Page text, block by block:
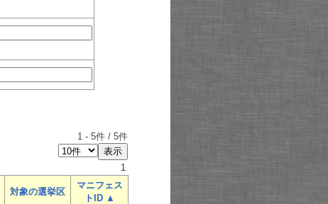
1 - 5件 / 5件
1
対象の選挙区
マニフェス
トID ▲